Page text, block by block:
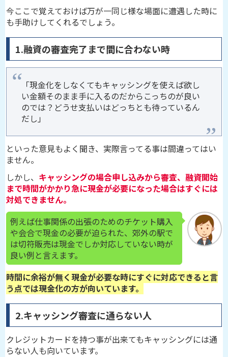
今ここで覚えておけば万が一同じ様な場面に遭遇した時に
も手助けしてくれるでしょう。
1.融資の審査完了まで間に合わない時
「現金化をしなくてもキャッシングを使えば欲し
い金額そのまま手に入るのだからこっちのが良い
のでは？どうせ支払いはどっちとも待っているん
だし」
といった意見もよく聞き、実際言ってる事は間違ってはい
ません。
しかし、 キャッシングの場合申し込みから審査、融資開始
まで時間がかかり急に現金が必要になった場合はすぐには
対処できません。
例えば仕事関係の出張のためのチケット購入
や会合で現金の必要が迫られた、郊外の駅で
は切符販売は現金でしか対応していない時が
良い例と言えます。
時間に余裕が無く現金が必要な時にすぐに対応できると言
う点では現金化の方が向いています。
2.キャッシング審査に通らない人
クレジットカードを持つ事が出来てもキャッシングには通
らない人も向いています。